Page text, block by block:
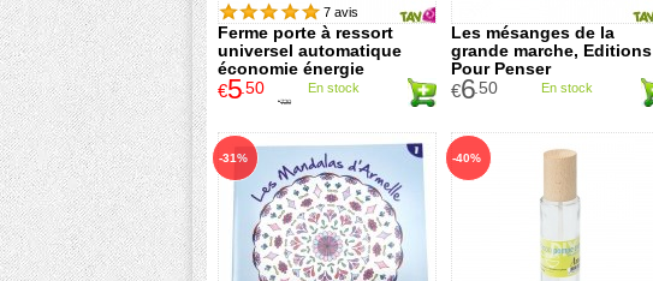
Ferme porte à ressort
universel automatique
économie énergie
€7.20
€5.50 En stock
7 avis
Les mésanges de la
grande marche, Editions
Pour Penser
€6.50 En stock
-31% -40%